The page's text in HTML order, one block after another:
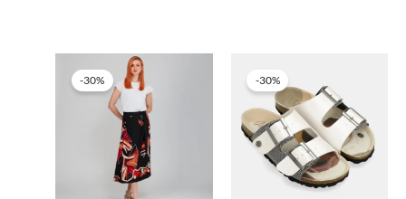
-30% -30%